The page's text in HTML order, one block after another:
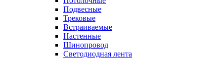
Подвесные
Трековые
Встраиваемые
Настенные
Шинопровод
Светодиодная лента